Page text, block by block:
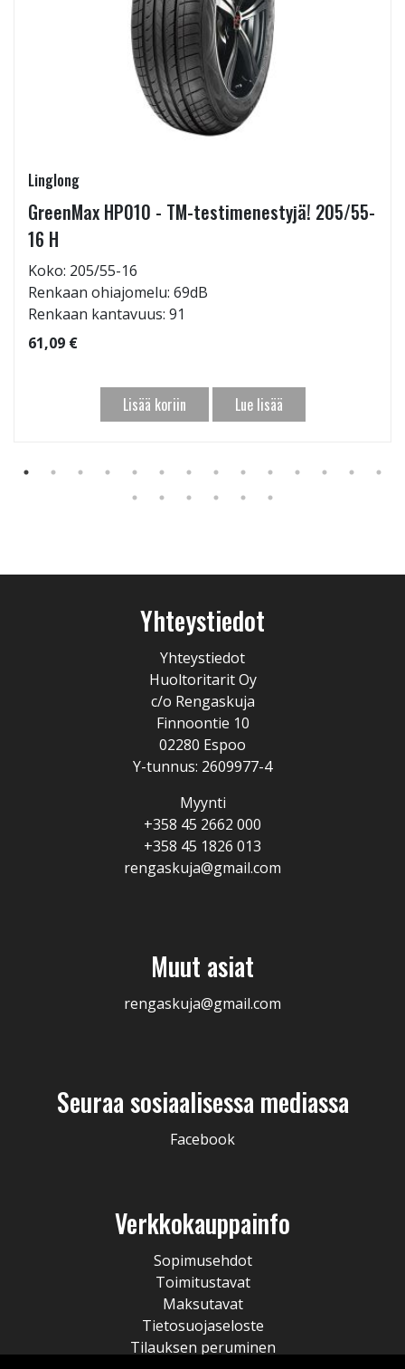
Linglong
GreenMax HP010 - TM-testimenestyjä! 205/55-
16 H
Koko: 205/55-16
Renkaan ohiajomelu: 69dB
Renkaan kantavuus: 91
61,09 €
Lisää koriin Lue lisää
Yhteystiedot
Yhteystiedot
Huoltoritarit Oy
c/o Rengaskuja
Finnoontie 10
02280 Espoo
Y-tunnus: 2609977-4
Myynti
+358 45 2662 000
+358 45 1826 013
rengaskuja@gmail.com
Muut asiat
rengaskuja@gmail.com
Seuraa sosiaalisessa mediassa
Facebook
Verkkokauppainfo
Sopimusehdot
Toimitustavat
Maksutavat
Tietosuojaseloste
Tilauksen peruminen